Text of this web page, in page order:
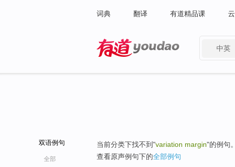
词典 翻译 有道精品课
中英
双语例句
全部
当前分类下找不到"variation margin"的例句。
查看原声例句下的全部例句